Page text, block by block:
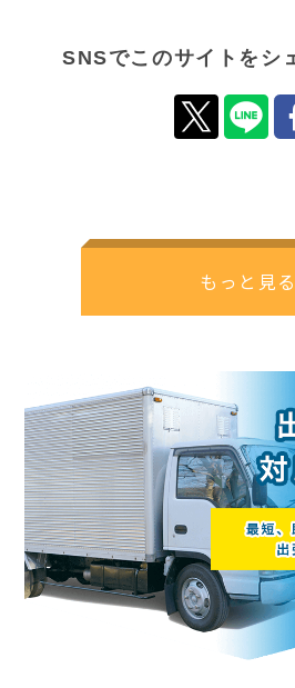
SNSでこのサイトをシ
もっと見る